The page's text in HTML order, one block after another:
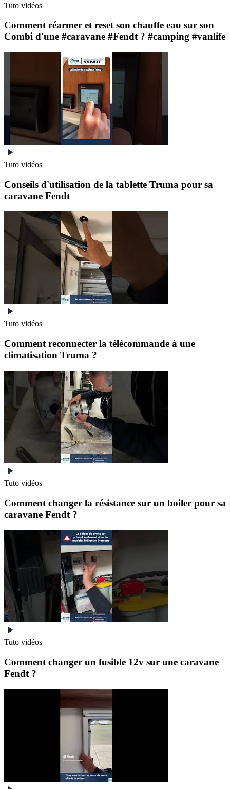
Tuto vidéos
Comment réarmer et reset son chauffe eau sur son
Combi d'une #caravane #Fendt ? #camping #vanlife
Tuto vidéos
Conseils d'utilisation de la tablette Truma pour sa
caravane Fendt
Tuto vidéos
Comment reconnecter la télécommande à une
climatisation Truma ?
Tuto vidéos
Comment changer la résistance sur un boiler pour sa
caravane Fendt ?
Tuto vidéos
Comment changer un fusible 12v sur une caravane
Fendt ?